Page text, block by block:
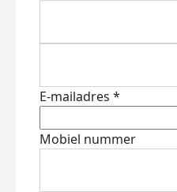
E-mailadres *
Mobiel nummer